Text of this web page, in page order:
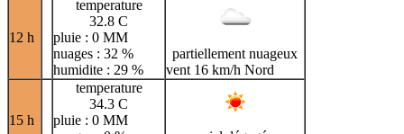
12 h
temperature
32.8 C
pluie : 0 MM
nuages : 32 %
humidite : 29 %
partiellement nuageux
vent 16 km/h Nord
15 h
temperature
34.3 C
pluie : 0 MM